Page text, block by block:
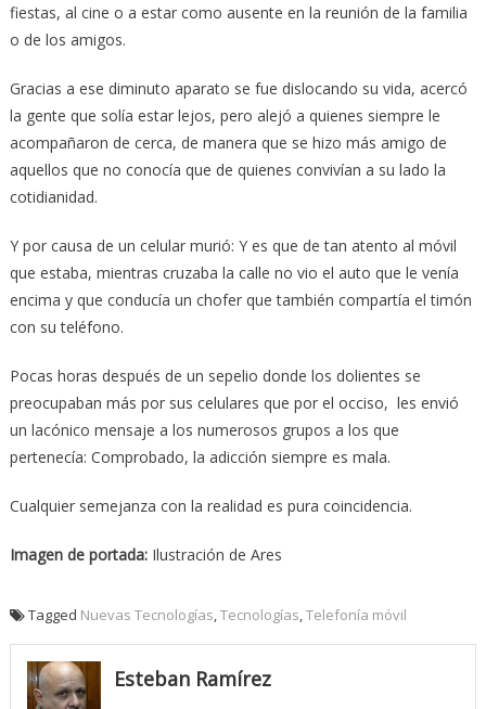
fiestas, al cine o a estar como ausente en la reunión de la familia
o de los amigos.
Gracias a ese diminuto aparato se fue dislocando su vida, acercó
la gente que solía estar lejos, pero alejó a quienes siempre le
acompañaron de cerca, de manera que se hizo más amigo de
aquellos que no conocía que de quienes convivían a su lado la
cotidianidad.
Y por causa de un celular murió: Y es que de tan atento al móvil
que estaba, mientras cruzaba la calle no vio el auto que le venía
encima y que conducía un chofer que también compartía el timón
con su teléfono.
Pocas horas después de un sepelio donde los dolientes se
preocupaban más por sus celulares que por el occiso, les envió
un lacónico mensaje a los numerosos grupos a los que
pertenecía: Comprobado, la adicción siempre es mala.
Cualquier semejanza con la realidad es pura coincidencia.
Imagen de portada:Ilustración de Ares
Tagged Nuevas Tecnologías Tecnologías Telefonía móvil
Esteban Ramírez